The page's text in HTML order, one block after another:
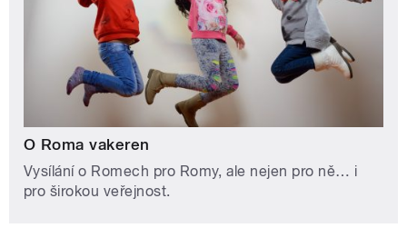
O Roma vakeren
Vysílání o Romech pro Romy, ale nejen pro ně… i
pro širokou veřejnost.